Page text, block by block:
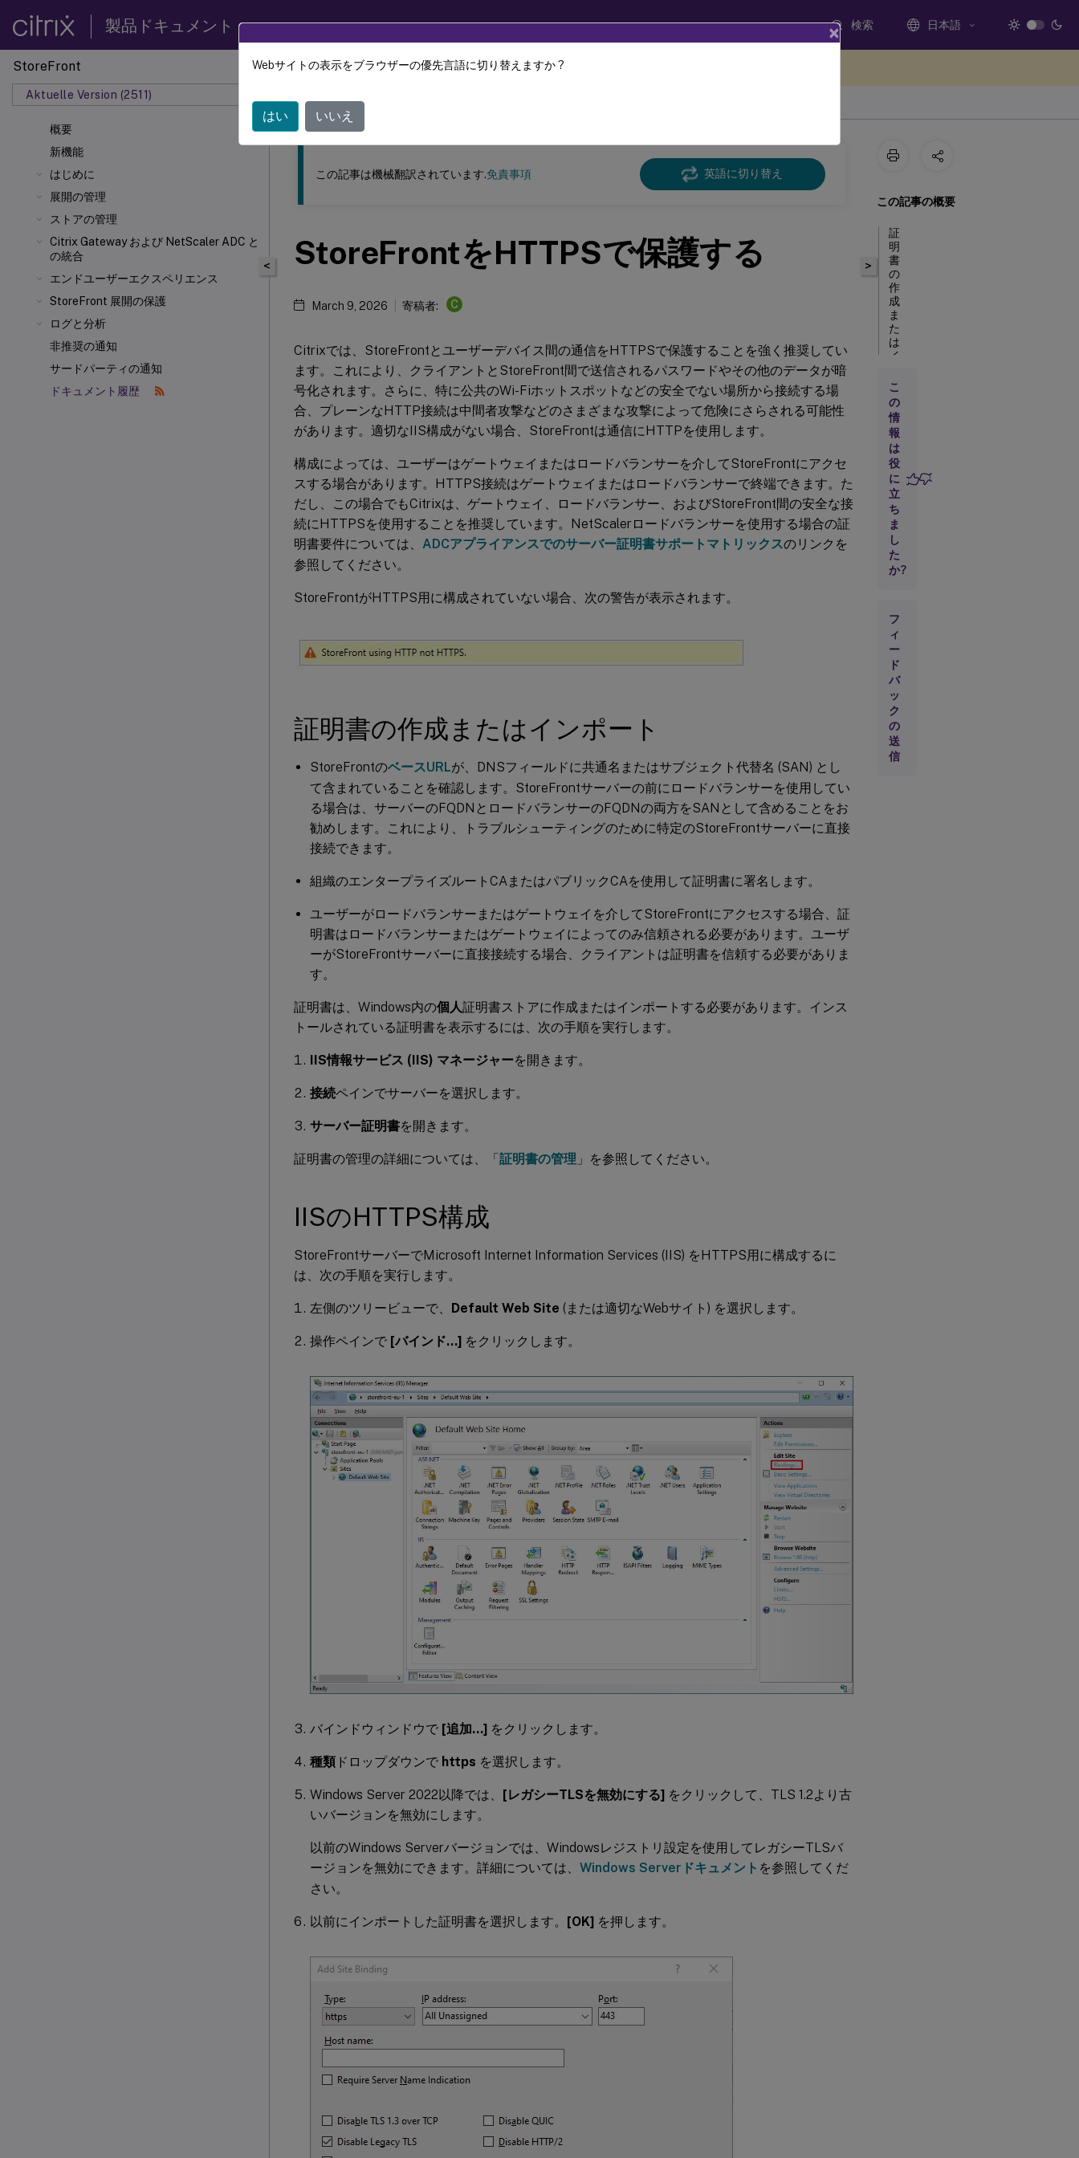
製品ドキュメント 検索 日本語
StoreFront
Aktuelle Version (2511)
概要
新機能
はじめに
展開の管理
ストアの管理
Citrix Gateway および NetScaler ADC と
の統合
エンドユーザーエクスペリエンス
StoreFront 展開の保護
ログと分析
非推奨の通知
サードパーティの通知
ドキュメント履歴
このコンテンツは動的に機械翻訳されています。
ストアフロント
<
この記事は機械翻訳されています.免責事項 英語に切り替え
StoreFrontをHTTPSで保護する
March 9, 2026 寄稿者: C
Citrixでは、StoreFrontとユーザーデバイス間の通信をHTTPSで保護することを強く推奨してい
ます。これにより、クライアントとStoreFront間で送信されるパスワードやその他のデータが暗
号化されます。さらに、特に公共のWi-Fiホットスポットなどの安全でない場所から接続する場
合、プレーンなHTTP接続は中間者攻撃などのさまざまな攻撃によって危険にさらされる可能性
があります。適切なIIS構成がない場合、StoreFrontは通信にHTTPを使用します。
構成によっては、ユーザーはゲートウェイまたはロードバランサーを介してStoreFrontにアクセ
スする場合があります。HTTPS接続はゲートウェイまたはロードバランサーで終端できます。た
だし、この場合でもCitrixは、ゲートウェイ、ロードバランサー、およびStoreFront間の安全な接
続にHTTPSを使用することを推奨しています。NetScalerロードバランサーを使用する場合の証
明書要件については、 ADCアプライアンスでのサーバー証明書サポートマトリックスのリンクを
参照してください。
StoreFrontがHTTPS用に構成されていない場合、次の警告が表示されます。
証明書の作成またはインポート
StoreFrontのベースURLが、DNSフィールドに共通名またはサブジェクト代替名 (SAN) とし
て含まれていることを確認します。StoreFrontサーバーの前にロードバランサーを使用してい
る場合は、サーバーのFQDNとロードバランサーのFQDNの両方をSANとして含めることをお
勧めします。これにより、トラブルシューティングのために特定のStoreFrontサーバーに直接
接続できます。
組織のエンタープライズルートCAまたはパブリックCAを使用して証明書に署名します。
ユーザーがロードバランサーまたはゲートウェイを介してStoreFrontにアクセスする場合、証
明書はロードバランサーまたはゲートウェイによってのみ信頼される必要があります。ユーザ
ーがStoreFrontサーバーに直接接続する場合、クライアントは証明書を信頼する必要がありま
す。
証明書は、Windows内の個人証明書ストアに作成またはインポートする必要があります。インス
トールされている証明書を表示するには、次の手順を実行します。
IIS情報サービス (IIS) マネージャーを開きます。
接続ペインでサーバーを選択します。
サーバー証明書を開きます。
証明書の管理の詳細については、「証明書の管理 」を参照してください。
IISのHTTPS構成
StoreFrontサーバーでMicrosoft Internet Information Services (IIS) をHTTPS用に構成するに
は、次の手順を実行します。
左側のツリービューで、 Default Web Site (または適切なWebサイト) を選択します。
操作ペインで [バインド…] をクリックします。
バインドウィンドウで [追加…] をクリックします。
種類 ドロップダウンで https を選択します。
Windows Server 2022以降では、 [レガシーTLSを無効にする] をクリックして、TLS 1.2より古
いバージョンを無効にします。
以前のWindows Serverバージョンでは、Windowsレジストリ設定を使用してレガシーTLSバ
ージョンを無効にできます。詳細については、 Windows Serverドキュメント を参照してくだ
さい。
以前にインポートした証明書を選択します。 [OK] を押します。
>
この記事の概要
証
明
書
の
作
成
ま
た
は
イ
ポ
ー
ト
IISの
HTTPS
構成
こ
の
情
報
は
役
に
立
ち
ま
し
た
か?
フ
ィ
ー
ド
バ
ッ
ク
の
送
信
×
Webサイトの表示をブラウザーの優先言語に切り替えますか ?
はい いいえ